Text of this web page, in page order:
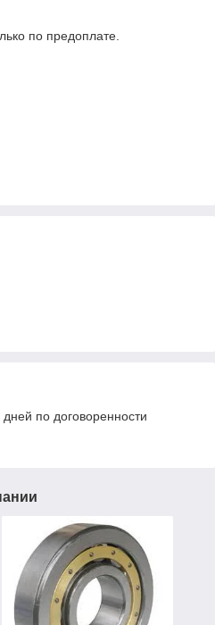
по предоплате.
по договоренности